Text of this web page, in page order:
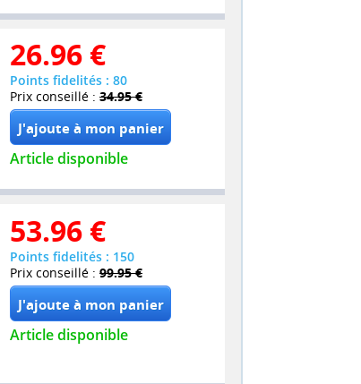
26.96 €
Points fidelités : 80
Prix conseillé : 34.95 €
Article disponible
53.96 €
Points fidelités : 150
Prix conseillé : 99.95 €
Article disponible